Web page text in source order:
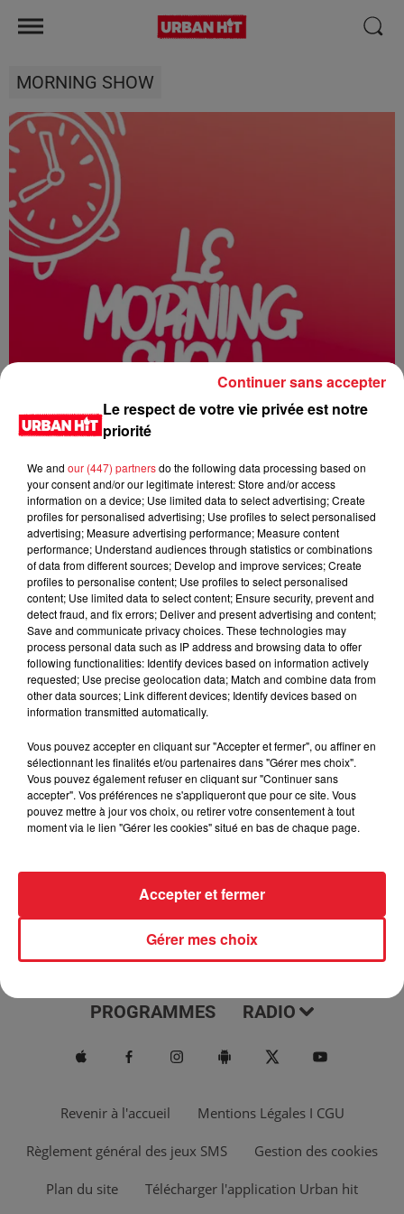
MORNING SHOW
0:00 1 min 52 sec
5 décembre 2023 - 1 min 52 sec
MORNING SHOW 07H01 du 05.12.2023
Le Morning Show
ACTUS MUSIQUES
PROGRAMMES RADIO
Revenir à l'accueil Mentions Légales I CGU
Règlement général des jeux SMS Gestion des cookies
Plan du site Télécharger l'application Urban hit
Le respect de votre vie privée est notre
priorité
We and our (447) partnersdo the following data processing based on
your consent and/or our legitimate interest: Store and/or access
information on a device; Use limited data to select advertising; Create
profiles for personalised advertising; Use profiles to select personalised
advertising; Measure advertising performance; Measure content
performance; Understand audiences through statistics or combinations
of data from different sources; Develop and improve services; Create
profiles to personalise content; Use profiles to select personalised
content; Use limited data to select content; Ensure security, prevent and
detect fraud, and fix errors; Deliver and present advertising and content;
Save and communicate privacy choices. These technologies may
process personal data such as IP address and browsing data to offer
following functionalities: Identify devices based on information actively
requested; Use precise geolocation data; Match and combine data from
other data sources; Link different devices; Identify devices based on
information transmitted automatically.
Vous pouvez accepter en cliquant sur "Accepter et fermer", ou affiner en
sélectionnant les finalités et/ou partenaires dans "Gérer mes choix".
Vous pouvez également refuser en cliquant sur "Continuer sans
accepter". Vos préférences ne s'appliqueront que pour ce site. Vous
pouvez mettre à jour vos choix, ou retirer votre consentement à tout
moment via le lien "Gérer les cookies" situé en bas de chaque page.
Gérer mes choix
Accepter et fermer
Continuer sans accepter